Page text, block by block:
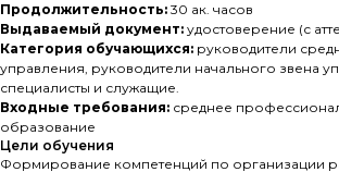
Продолжительность: 30 ак. часов
Выдаваемый документ: удостоверение (с
Категория обучающихся: руководители
управления, руководители начального звена
специалисты и служащие.
Входные требования: среднее
образование
Цели обучения
Формирование компетенций по организации